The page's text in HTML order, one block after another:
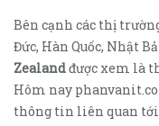
Bên cạnh các thị
Đức, Hàn Quốc, Nhật
Zealandđược xem là
Hôm nay
thông tin liên quan